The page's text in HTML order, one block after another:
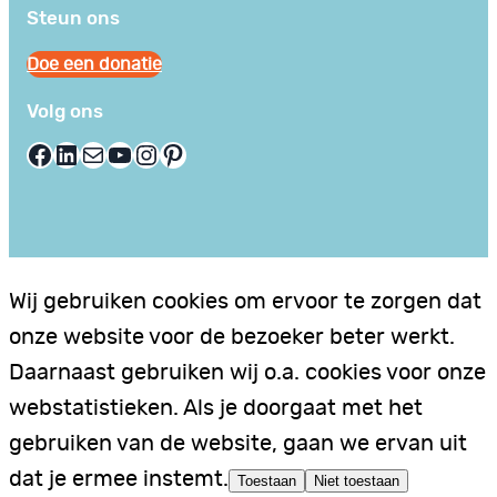
Steun ons
Doe een donatie
Volg ons
Facebook LinkedIn E-mail YouTube InstagramPinterest
Wij gebruiken cookies om ervoor te zorgen dat
onze website voor de bezoeker beter werkt.
Daarnaast gebruiken wij o.a. cookies voor onze
webstatistieken. Als je doorgaat met het
gebruiken van de website, gaan we ervan uit
dat je ermee instemt. Toestaan Niet toestaan